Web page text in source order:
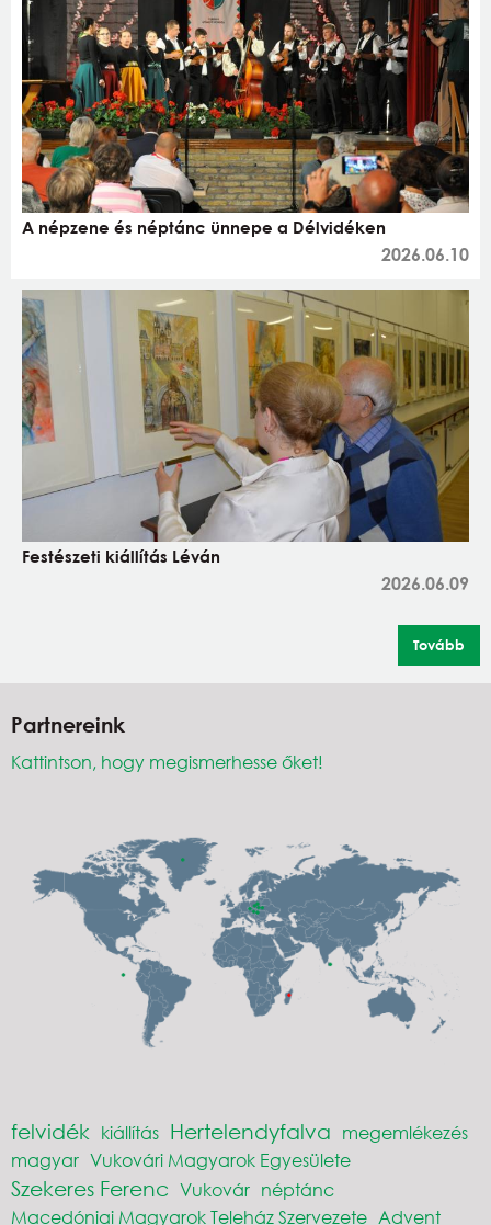
A népzene és néptánc ünnepe a Délvidéken
2026.06.10
Festészeti kiállítás Léván
2026.06.09
Tovább
Partnereink
Kattintson, hogy megismerhesse őket!
felvidék kiállítás Hertelendyfalva megemlékezés
magyar Vukovári Magyarok Egyesülete
Szekeres Ferenc Vukovár néptánc
Macedóniai Magyarok Teleház Szervezete Advent